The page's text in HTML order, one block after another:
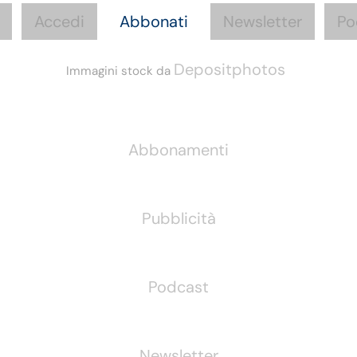
Accedi Abbonati Newsletter
Immagini stock da Depositphotos
Abbonamenti
Pubblicità
Podcast